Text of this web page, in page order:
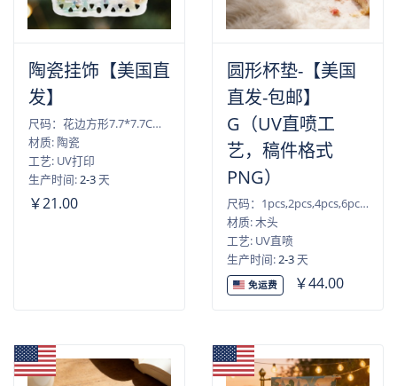
陶瓷挂饰【美国直
发】
尺码：花边方形7.7*7.7CM,花边圆形8*8CM,心形7.6*6.5CM,圆形7.3*7.3CM
材质: 陶瓷
工艺: UV打印
生产时间:2-3天
￥21.00
圆形杯垫-【美国
直发-包邮】
G（UV直喷工
艺，稿件格式
PNG）
尺码：1pcs,2pcs,4pcs,6pcs,10pcs
材质: 木头
工艺: UV直喷
生产时间:2-3天
免运费 ￥44.00